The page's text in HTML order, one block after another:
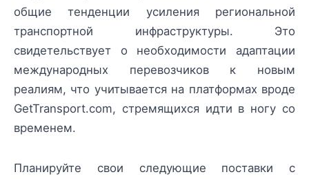
общие тенденции усиления региональной
транспортной инфраструктуры. Это
свидетельствует о необходимости адаптации
международных перевозчиков к новым
реалиям, что учитывается на платформах вроде
GetTransport.com, стремящихся идти в ногу со
временем.
Планируйте свои следующие поставки с